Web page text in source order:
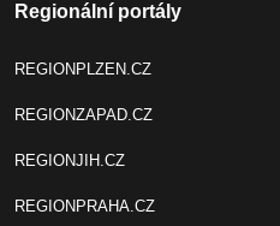
Regionální portály
REGIONPLZEN.CZ
REGIONZAPAD.CZ
REGIONJIH.CZ
REGIONPRAHA.CZ